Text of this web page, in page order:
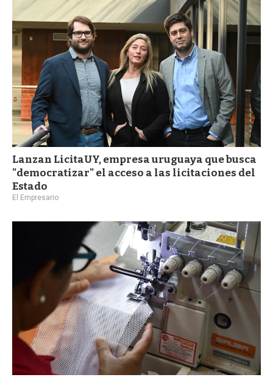
Lanzan LicitaUY, empresa uruguaya que busca
"democratizar" el acceso a las licitaciones del
Estado
El Empresario